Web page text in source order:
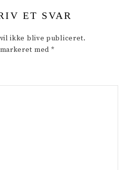
ET SVAR
ikke blive publiceret.
med *